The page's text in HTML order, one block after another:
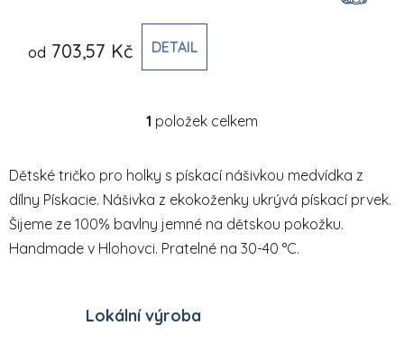
od 703,57 Kč DETAIL
Ovládací prvky výpisu
1 položek celkem
Dětské tričko pro holky s pískací nášivkou medvídka z
dílny Pískacie. Nášivka z ekokoženky ukrývá pískací prvek.
Šijeme ze 100% bavlny jemné na dětskou pokožku.
Handmade v Hlohovci. Pratelné na 30-40 °C.
Lokální výroba